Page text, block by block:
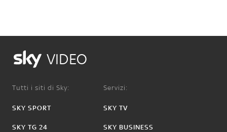
VIDEO
Tutti i siti di Sky:
SKY SPORT
SKY TG 24
Servizi:
SKY TV
SKY BUSINESS